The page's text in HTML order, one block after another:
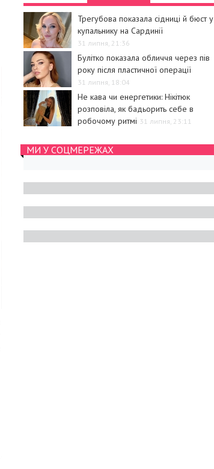
Трегубова показала сідниці й бюст у
купальнику на Сардинії
31 липня, 21:36
Булітко показала обличчя через пів
року після пластичної операції
31 липня, 18:04
Не кава чи енергетики: Нікітюк
розповіла, як бадьорить себе в
робочому ритмі 31 липня, 23:11
МИ У СОЦМЕРЕЖАХ